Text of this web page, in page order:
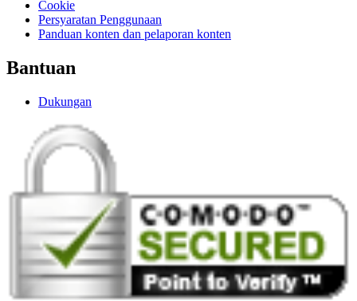
Cookie
Persyaratan Penggunaan
Panduan konten dan pelaporan konten
Bantuan
Dukungan